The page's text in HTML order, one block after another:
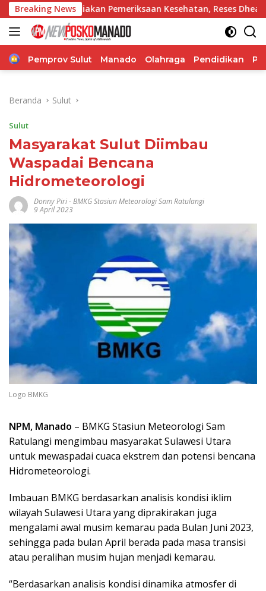
Langsung
ke
konten
Breaking News
Pemeriksaan Kesehatan, Reses Dhea Lumenta
Home
Pemprov Sulut Manado Olahraga Pendidikan
Beranda Sulut
Sulut
Masyarakat Sulut Diimbau
Waspadai Bencana
Hidrometeorologi
Donny Piri-BMKG Stasiun Meteorologi Sam Ratulangi
9 April 2023
Logo BMKG
NPM, Manado – BMKG Stasiun Meteorologi Sam
Ratulangi mengimbau masyarakat Sulawesi Utara
untuk mewaspadai cuaca ekstrem dan potensi bencana
Hidrometeorologi.
Imbauan BMKG berdasarkan analisis kondisi iklim
wilayah Sulawesi Utara yang diprakirakan juga
mengalami awal musim kemarau pada Bulan Juni 2023,
sehingga pada bulan April berada pada masa transisi
atau peralihan musim hujan menjadi kemarau.
“Berdasarkan analisis kondisi dinamika atmosfer di